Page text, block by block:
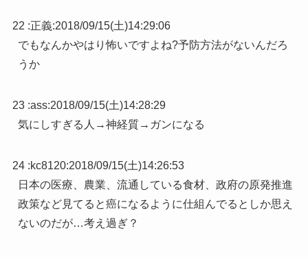
22 :正義:2018/09/15(土)14:29:06
でもなんかやはり怖いですよね?予防方法がないんだろ
うか
23 :ass:2018/09/15(土)14:28:29
気にしすぎる人→神経質→ガンになる
24 :kc8120:2018/09/15(土)14:26:53
日本の医療、農業、流通している食材、政府の原発推進
政策など見てると癌になるように仕組んでるとしか思え
ないのだが…考え過ぎ？